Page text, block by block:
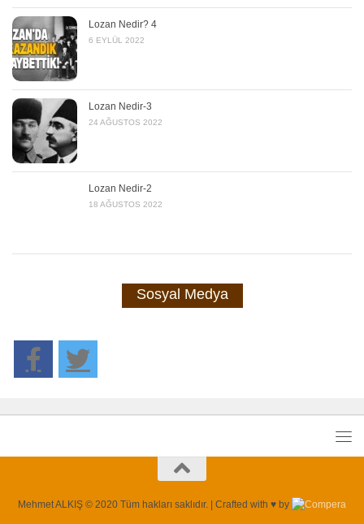
Lozan Nedir? 4
6 EYLÜL 2022
Lozan Nedir-3
24 AĞUSTOS 2022
Lozan Nedir-2
18 AĞUSTOS 2022
Sosyal Medya
Mehmet ALKIŞ © 2020 Tüm hakları saklıdır. | Crafted with ♥ by